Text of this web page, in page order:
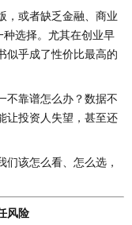
，或者缺乏金融、商业
种选择。尤其在创业早
似乎成了性价比最高的
不靠谱怎么办？数据不
投资人失望，甚至还
该怎么看、怎么选，
风险